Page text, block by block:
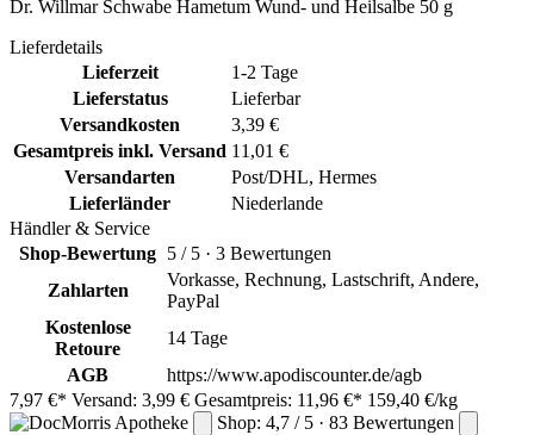
Dr. Willmar Schwabe Hametum Wund- und Heilsalbe 50 g
Lieferdetails
Lieferzeit
1-2 Tage
Lieferstatus
Lieferbar
Versandkosten
3,39 €
Gesamtpreis inkl. Versand 11,01 €
Versandarten
Post/DHL, Hermes
Lieferländer
Niederlande
Händler & Service
Shop-Bewertung 5 / 5 · 3 Bewertungen
Zahlarten
Vorkasse, Rechnung, Lastschrift, Andere,
PayPal
Kostenlose
Retoure
14 Tage
AGB
https://www.apodiscounter.de/agb
7,97 €* Versand: 3,99 € Gesamtpreis: 11,96 €* 159,40 €/kg
Shop: 4,7 / 5 · 83 Bewertungen